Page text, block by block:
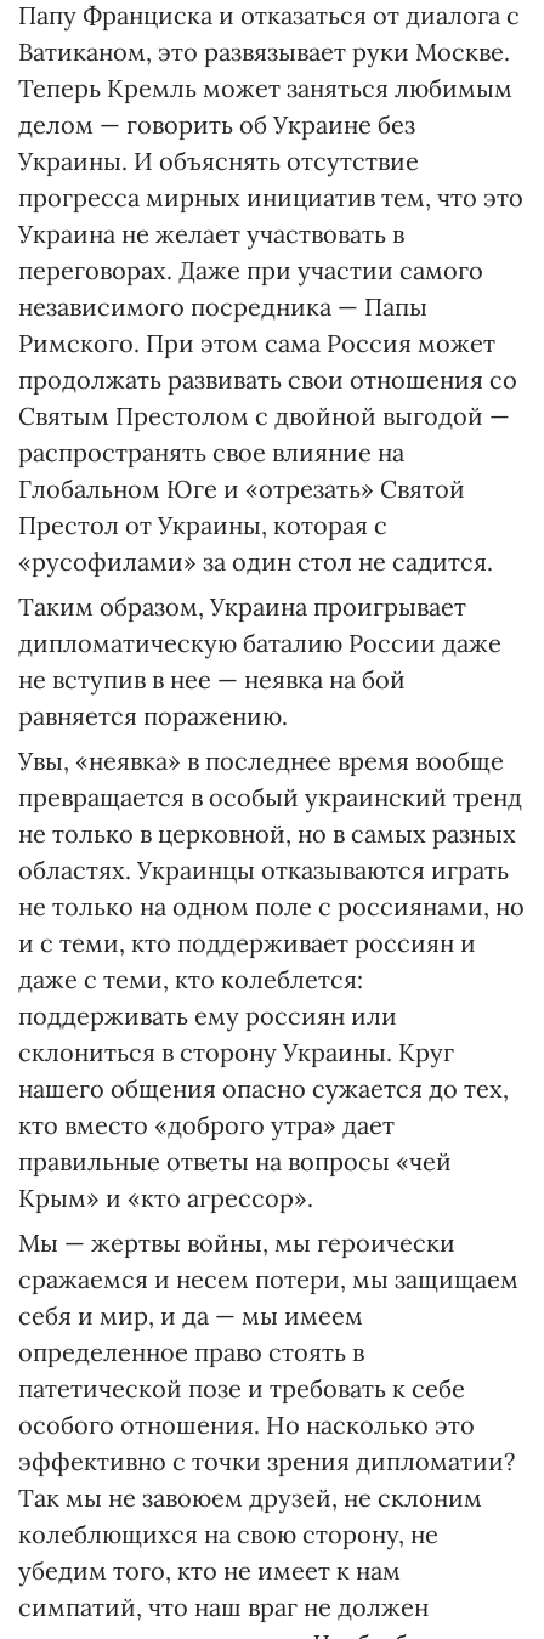
Папу Франциска и отказаться от диалога с
Ватиканом, это развязывает руки Москве.
Теперь Кремль может заняться любимым
делом — говорить об Украине без
Украины. И объяснять отсутствие
прогресса мирных инициатив тем, что это
Украина не желает участвовать в
переговорах. Даже при участии самого
независимого посредника — Папы
Римского. При этом сама Россия может
продолжать развивать свои отношения со
Святым Престолом с двойной выгодой —
распространять свое влияние на
Глобальном Юге и «отрезать» Святой
Престол от Украины, которая с
«русофилами» за один стол не садится.
Таким образом, Украина проигрывает
дипломатическую баталию России даже
не вступив в нее — неявка на бой
равняется поражению.
Увы, «неявка» в последнее время вообще
превращается в особый украинский тренд
не только в церковной, но в самых разных
областях. Украинцы отказываются играть
не только на одном поле с россиянами, но
и с теми, кто поддерживает россиян и
даже с теми, кто колеблется:
поддерживать ему россиян или
склониться в сторону Украины. Круг
нашего общения опасно сужается до тех,
кто вместо «доброго утра» дает
правильные ответы на вопросы «чей
Крым» и «кто агрессор».
Мы — жертвы войны, мы героически
сражаемся и несем потери, мы защищаем
себя и мир, и да — мы имеем
определенное право стоять в
патетической позе и требовать к себе
особого отношения. Но насколько это
эффективно с точки зрения дипломатии?
Так мы не завоюем друзей, не склоним
колеблющихся на свою сторону, не
убедим того, кто не имеет к нам
симпатий, что наш враг не должен